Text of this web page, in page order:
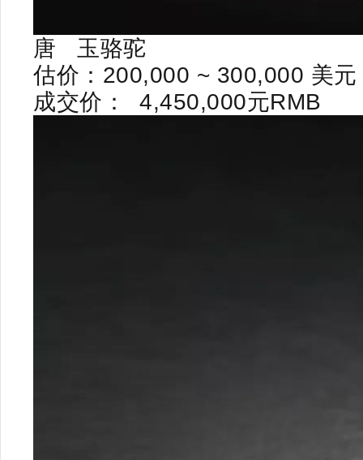
唐
玉骆驼
估价： 200,000 ~ 300,000 美元
成交价：
4,450,000元RMB